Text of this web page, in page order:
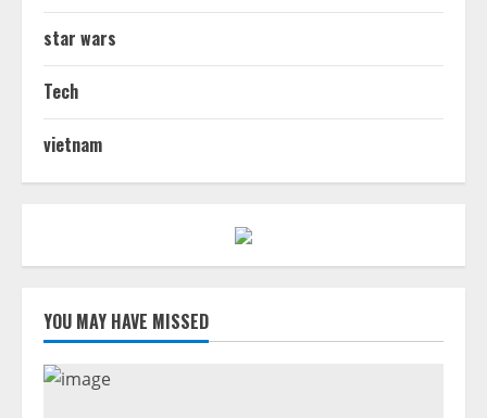
star wars
Tech
vietnam
YOU MAY HAVE MISSED